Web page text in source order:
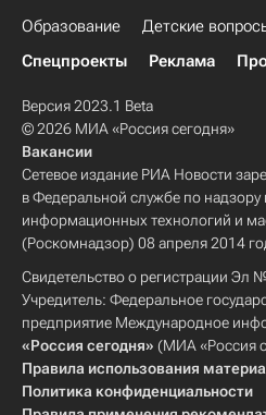
Образование Детские
Спецпроекты
Реклама
Версия 2023.1 Beta
© 2026 МИА «Россия сегодня»
Вакансии
Сетевое издание РИА Новости
в Федеральной службе по надзору
информационных технологий и
(Роскомнадзор) 08 апреля 2014
Свидетельство о регистрации
Учредитель: Федеральное
предприятие Международное
«Россия сегодня» (МИА «Россия
Правила использования
Политика конфиденциальности